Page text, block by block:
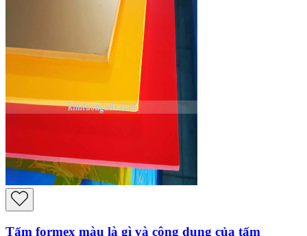
Tấm formex màu là gì và công dụng của tấm